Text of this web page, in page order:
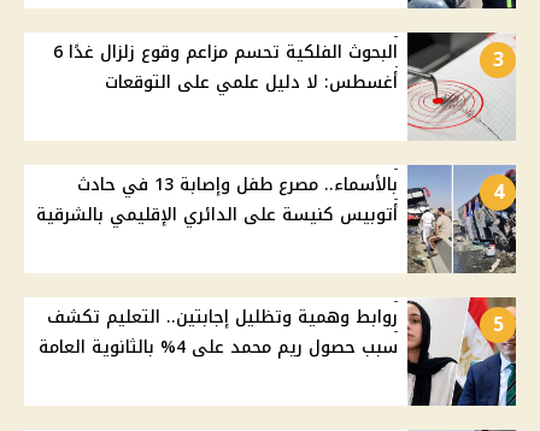
3
البحوث الفلكية تحسم مزاعم وقوع زلزال غدًا 6
أغسطس: لا دليل علمي على التوقعات
4
بالأسماء.. مصرع طفل وإصابة 13 في حادث
أتوبيس كنيسة على الدائري الإقليمي بالشرقية
5
روابط وهمية وتظليل إجابتين.. التعليم تكشف
سبب حصول ريم محمد على 4% بالثانوية العامة